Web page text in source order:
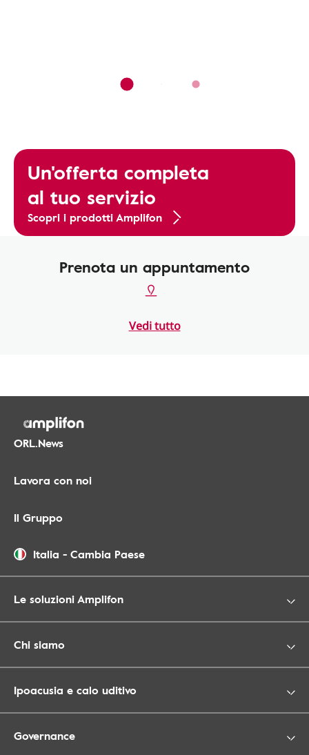
Un'offerta completa
al tuo servizio
Scopri i prodotti Amplifon
Prenota un appuntamento
Vedi tutto
ORL.News
Lavora con noi
Il Gruppo
Italia - Cambia Paese
Le soluzioni Amplifon
Chi siamo
Ipoacusia e calo uditivo
Governance